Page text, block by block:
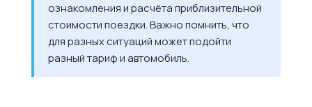
ознакомления и расчёта приблизительной
стоимости поездки. Важно помнить, что
для разных ситуаций может подойти
разный тариф и автомобиль.